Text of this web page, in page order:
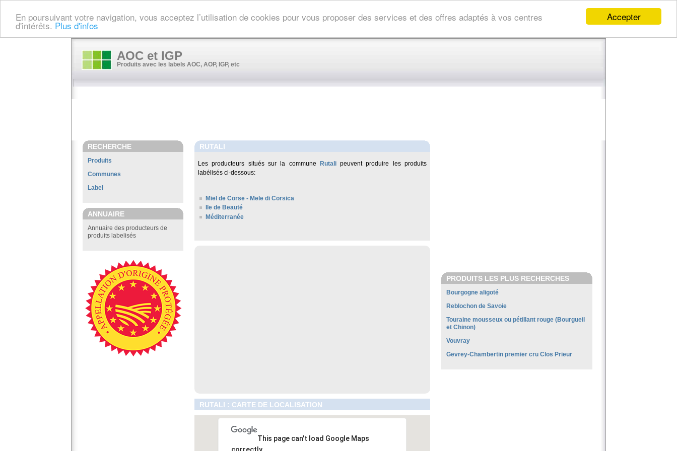
Accepter
En poursuivant votre navigation, vous acceptez l’utilisation de cookies pour vous proposer des services et des offres adaptés à vos centres
d'intérêts. Plus d'infos
AOC et IGP
Produits avec les labels AOC, AOP, IGP, etc
RECHERCHE
Produits
Communes
Label
ANNUAIRE
Annuaire des producteurs de
produits labelisés
RUTALI
Les producteurs situés sur la commune Rutalipeuvent produire les produits
labélisés ci-dessous:
Miel de Corse - Mele di Corsica
Ile de Beauté
Méditerranée
RUTALI : CARTE DE LOCALISATION
This page can't load Google Maps
correctly.
PRODUITS LES PLUS RECHERCHES
Bourgogne aligoté
Reblochon de Savoie
Touraine mousseux ou pétillant rouge (Bourgueil
et Chinon)
Vouvray
Gevrey-Chambertin premier cru Clos Prieur